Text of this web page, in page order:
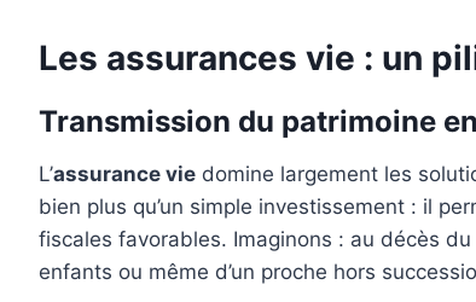
Les assurances vie : un
Transmission du patrimoine
L’assurance vie domine largement les
bien plus qu’un simple investissement : il
fiscales favorables. Imaginons : au décès
enfants ou même d’un proche hors